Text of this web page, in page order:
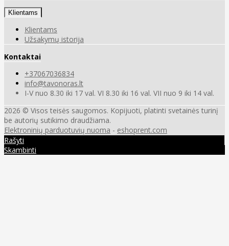
Klientams
Klientams
Užsakymų istorija
Kontaktai
+37067036834
info@tavonoras.lt
I-V nuo 8.30 iki 17 val. VI 8.30 iki 16 val. VII nuo 9 iki 14 val.
2026 © Visos teisės saugomos. Kopijuoti, platinti svetainės turinį
be autorių sutikimo draudžiama.
Elektroninių parduotuvių nuoma - eshoprent.com
Rašyti
Skambinti